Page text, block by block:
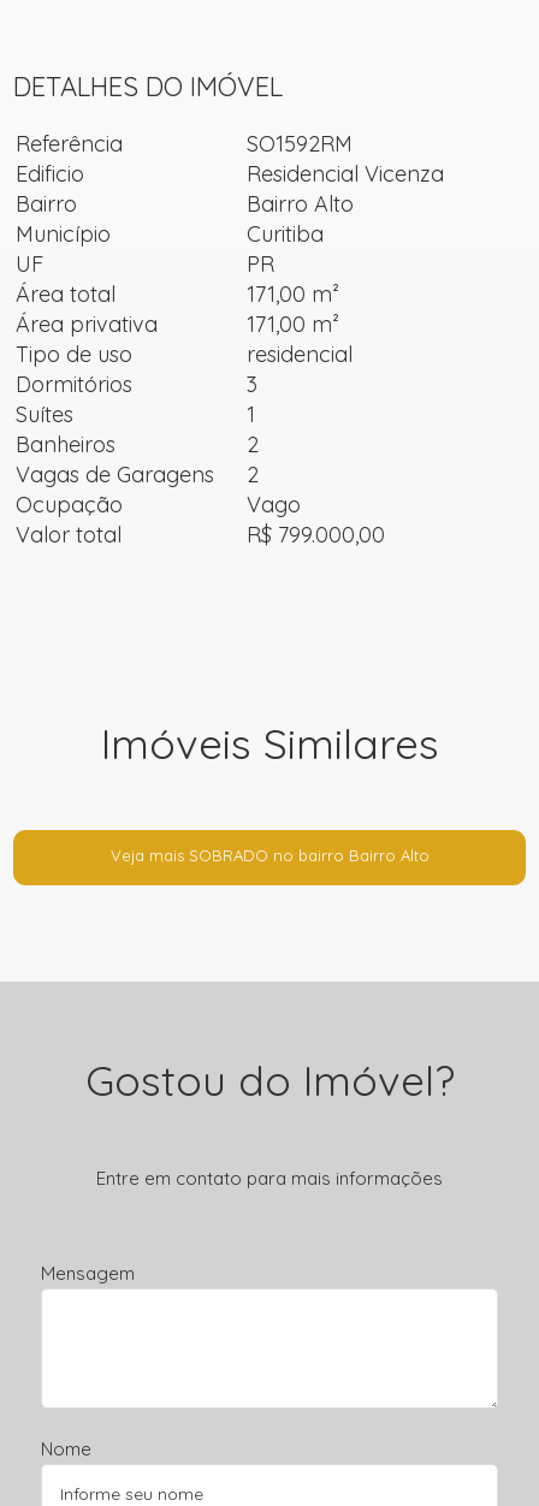
DETALHES DO IMÓVEL
Referência
SO1592RM
Edificio
Residencial Vicenza
Bairro
Bairro Alto
Município
Curitiba
UF
PR
Área total
171,00 m²
Área privativa
171,00 m²
Tipo de uso
residencial
Dormitórios
3
Suítes
1
Banheiros
2
Vagas de Garagens
2
Ocupação
Vago
Valor total
R$ 799.000,00
Imóveis Similares
Veja mais SOBRADO no bairro Bairro Alto
Gostou do Imóvel?
Entre em contato para mais informações
Mensagem
Nome